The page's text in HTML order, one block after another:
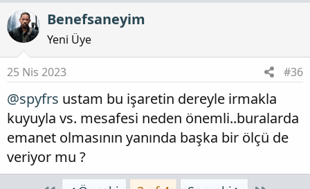
Benefsaneyim
Yeni Üye
25 Nis 2023 #36
@spyfrs ustam bu işaretin dereyle irmakla
kuyuyla vs. mesafesi neden önemli..buralarda
emanet olmasının yanında başka bir ölçü de
veriyor mu ?